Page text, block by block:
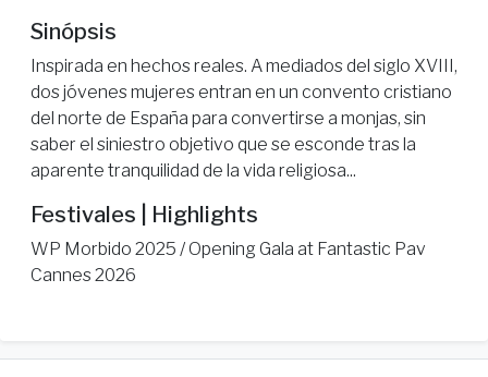
Sinópsis
Inspirada en hechos reales. A mediados del siglo XVIII,
dos jóvenes mujeres entran en un convento cristiano
del norte de España para convertirse a monjas, sin
saber el siniestro objetivo que se esconde tras la
aparente tranquilidad de la vida religiosa...
Festivales | Highlights
WP Morbido 2025 / Opening Gala at Fantastic Pav
Cannes 2026